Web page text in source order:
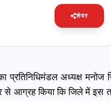
शेयर
प्रतिनिधिमंडल अध्यक्ष मनोज
से आग्रह किया कि जिले में इस